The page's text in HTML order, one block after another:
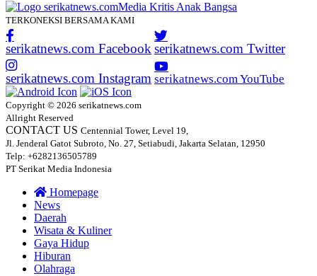
TERKONEKSI BERSAMA KAMI
serikatnews.com Facebook serikatnews.com Twitter
serikatnews.com Instagram serikatnews.com YouTube
Copyright © 2026 serikatnews.com
Allright Reserved
CONTACT US Centennial Tower, Level 19,
Jl. Jenderal Gatot Subroto, No. 27, Setiabudi, Jakarta Selatan, 12950
Telp: +6282136505789
PT Serikat Media Indonesia
Homepage
News
Daerah
Wisata & Kuliner
Gaya Hidup
Hiburan
Olahraga